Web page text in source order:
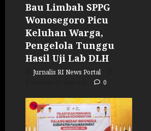
Bau Limbah SPPG
Wonosegoro Picu
Keluhan Warga,
Pengelola Tunggu
Hasil Uji Lab DLH
Jurnalis RI News Portal
0